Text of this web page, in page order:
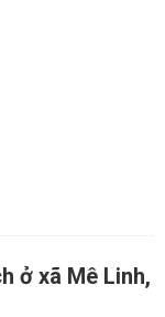
ở xã Mê Linh,